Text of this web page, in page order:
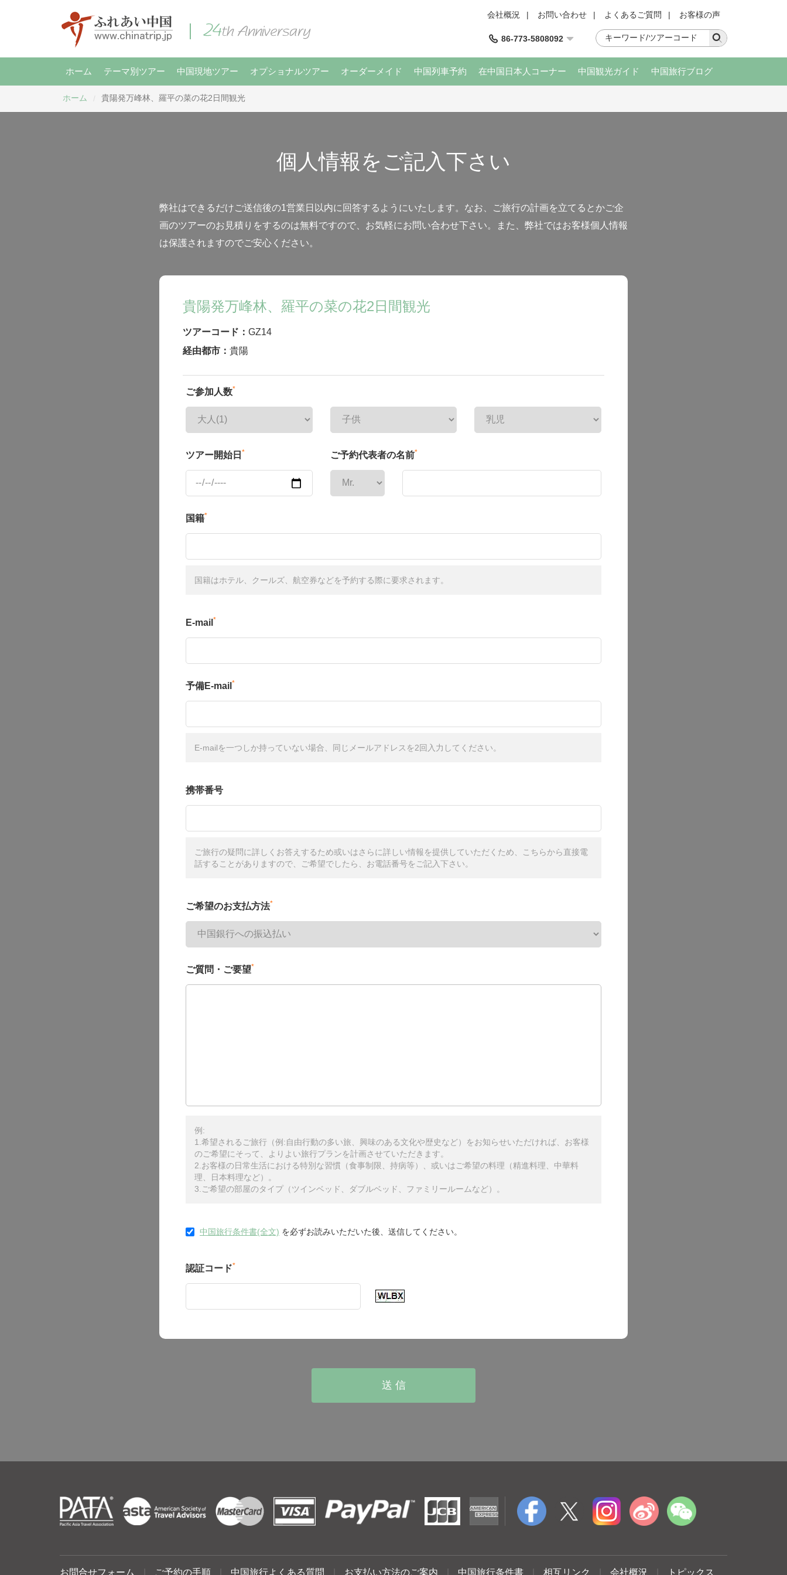
会社概況 | お問い合わせ | よくあるご質問 | お客様の声
86-773-5808092
ホーム テーマ別ツアー 中国現地ツアー オプショナルツアー オーダーメイド 中国列車予約 在中国日本人コーナー 中国観光ガイド 中国旅行ブログ
ホーム 貴陽発万峰林、羅平の菜の花2日間観光
個人情報をご記入下さい
弊社はできるだけご送信後の1営業日以内に回答するようにいたします。なお、ご旅行の計画を立てるとかご企
画のツアーのお見積りをするのは無料ですので、お気軽にお問い合わせ下さい。また、弊社ではお客様個人情報
は保護されますのでご安心ください。
貴陽発万峰林、羅平の菜の花2日間観光
ツアーコード： GZ14
経由都市： 貴陽
ご参加人数*
ツアー開始日 * ご予約代表者の名前*
国籍*
国籍はホテル、クールズ、航空券などを予約する際に要求されます。
E-mail *
予備E-mail *
E-mailを一つしか持っていない場合、同じメールアドレスを2回入力してください。
携帯番号
ご旅行の疑問に詳しくお答えするため或いはさらに詳しい情報を提供していただくため、こちらから直接電
話することがありますので、ご希望でしたら、お電話番号をご記入下さい。
ご希望のお支払方法*
ご質問・ご要望*
例:
1.希望されるご旅行（例:自由行動の多い旅、興味のある文化や歴史など）をお知らせいただければ、お客様
のご希望にそって、よりよい旅行プランを計画させていただきます。
2.お客様の日常生活における特別な習慣（食事制限、持病等）、或いはご希望の料理（精進料理、中華料
理、日本料理など）。
3.ご希望の部屋のタイプ（ツインベッド、ダブルベッド、ファミリールームなど）。
中国旅行条件書(全文) を必ずお読みいただいた後、送信してください。
認証コード*
お問合せフォーム ご予約の手順 中国旅行よくある質問 お支払い方法のご案内 中国旅行条件書 相互リンク 会社概況 トピックス